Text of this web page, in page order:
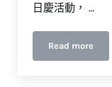
日慶活動， …
Read more
【2023